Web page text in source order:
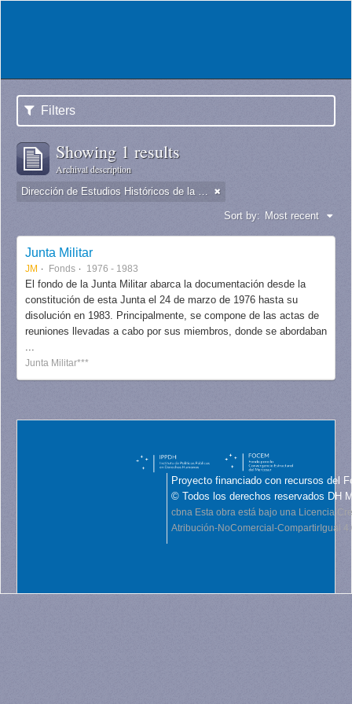
Filters
Showing 1 results
Archival description
Dirección de Estudios Históricos de la Fuerza Aérea
Sort by: Most recent
Junta Militar
JM Fonds 1976 - 1983
El fondo de la Junta Militar abarca la documentación desde la
constitución de esta Junta el 24 de marzo de 1976 hasta su
disolución en 1983. Principalmente, se compone de las actas de
reuniones llevadas a cabo por sus miembros, donde se abordaban
...
Junta Militar***
Proyecto financiado con recursos del
© Todos los derechos reservados DH
cbna Esta obra está bajo una Licencia
Atribución-NoComercial-CompartirIgual